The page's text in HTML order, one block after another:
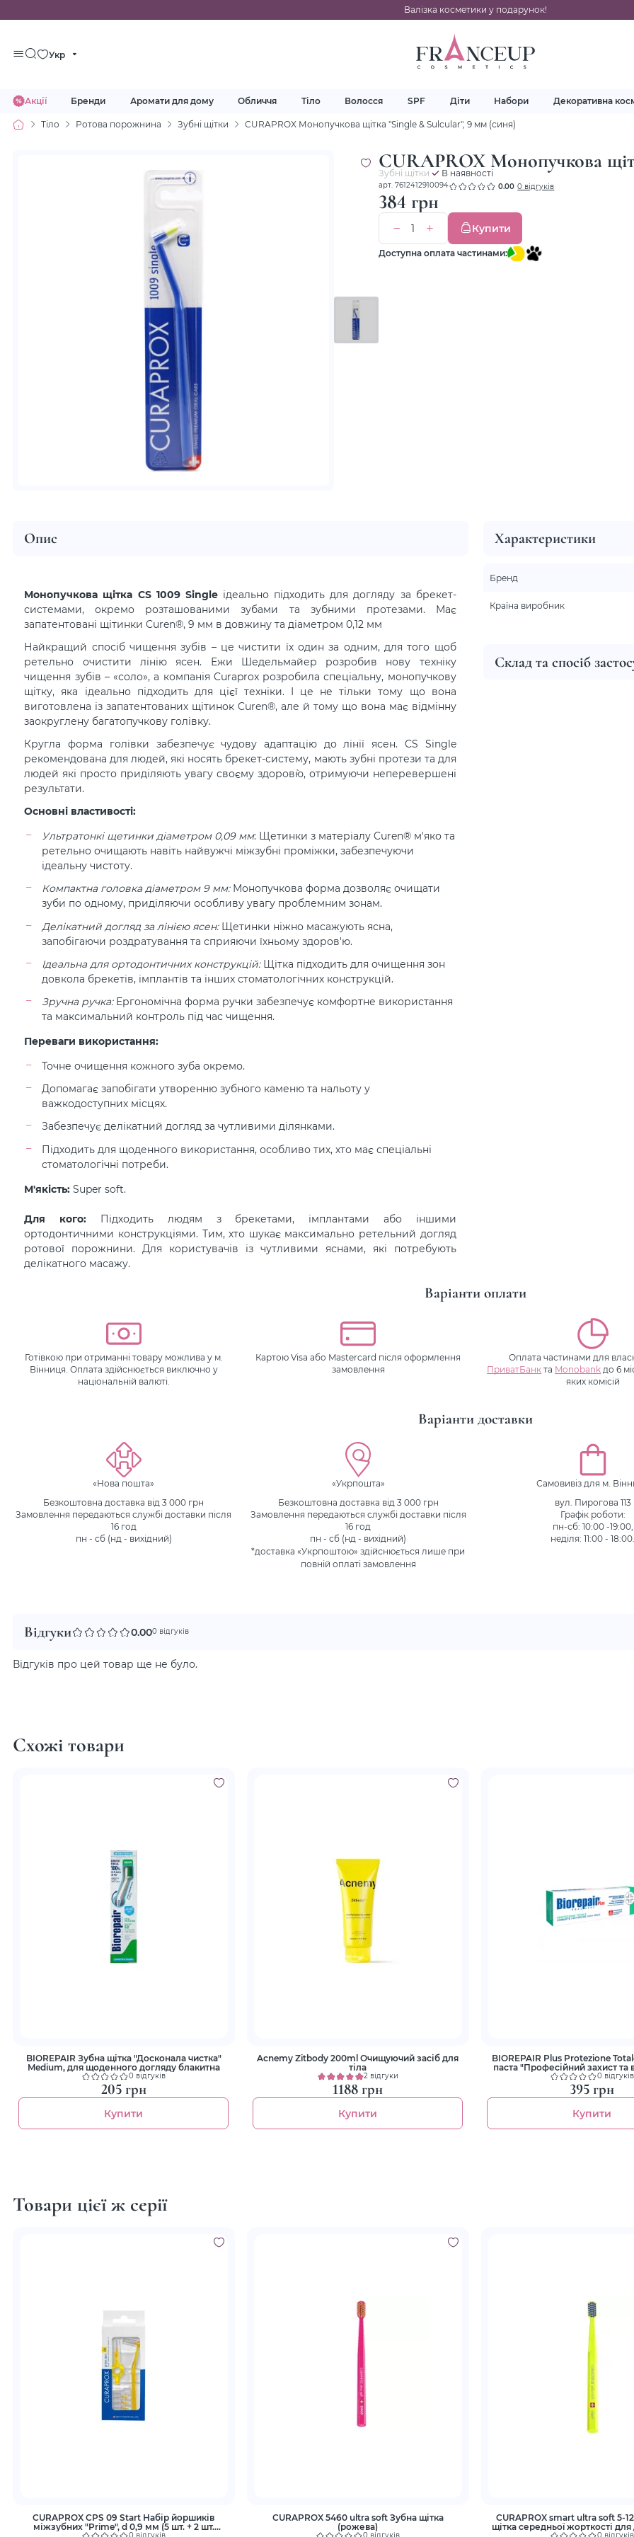
Валізка косметики у подарунок!
Укр
Акції Бренди Аромати для дому Обличчя Тіло Волосся SPF Діти Набори Декоративна
Тіло Ротова порожнина Зубні щітки CURAPROX Монопучкова щітка "Single & Sulcular", 9 мм (синя)
CURAPROX Монопучкова
Зубні щітки В наявності
арт. 7612412910094 0.00 0 відгуків
384 грн
Купити
Доступна оплата частинами:
Опис
Монопучкова щітка CS 1009 Singleідеально підходить для догляду за брекет-
системами, окремо розташованими зубами та зубними протезами. Має
запатентовані щітинки Curen®, 9 мм в довжину та діаметром 0,12 мм
Найкращий спосіб чищення зубів – це чистити їх один за одним, для того щоб
ретельно очистити лінію ясен. Ежи Шедельмайер розробив нову техніку
чищення зубів – «соло», а компанія Curaprox розробила спеціальну, монопучкову
щітку, яка ідеально підходить для цієї техніки. І це не тільки тому що вона
виготовлена із запатентованих щітинок Curen®, але й тому що вона має відмінну
заокруглену багатопучкову голівку.
Кругла форма голівки забезпечує чудову адаптацію до лінії ясен. CS Single
рекомендована для людей, які носять брекет-систему, мають зубні протези та для
людей які просто приділяють увагу своєму здоров`ю, отримуючи неперевершені
результати.
Основні властивості:
Ультратонкі щетинки діаметром 0,09 мм: Щетинки з матеріалу Curen® м'яко та
ретельно очищають навіть найвужчі міжзубні проміжки, забезпечуючи
ідеальну чистоту.
Компактна головка діаметром 9 мм:Монопучкова форма дозволяє очищати
зуби по одному, приділяючи особливу увагу проблемним зонам.
Делікатний догляд за лінією ясен: Щетинки ніжно масажують ясна,
запобігаючи роздратування та сприяючи їхньому здоров'ю.
Ідеальна для ортодонтичних конструкцій:Щітка підходить для очищення зон
довкола брекетів, імплантів та інших стоматологічних конструкцій.
Зручна ручка:Ергономічна форма ручки забезпечує комфортне використання
та максимальний контроль під час чищення.
Переваги використання:
Точне очищення кожного зуба окремо.
Допомагає запобігати утворенню зубного каменю та нальоту у
важкодоступних місцях.
Забезпечує делікатний догляд за чутливими ділянками.
Підходить для щоденного використання, особливо тих, хто має спеціальні
стоматологічні потреби.
М'якість: Super soft.
Для кого: Підходить людям з брекетами, імплантами або іншими
ортодонтичними конструкціями. Тим, хто шукає максимально ретельний догляд
ротової порожнини. Для користувачів із чутливими яснами, які потребують
делікатного масажу.
Склад та спосіб
Характеристики
Бренд
Країна виробник
Варіанти оплати
Готівкою при отриманні товару можлива у м.
Вінниця. Оплата здійснюється виключно у
національній валюті.
Картою Visa або Mastercard після оформлення
замовлення
Оплата частинами для
ПриватБанк та Monobank до 6
яких комісій
Варіанти доставки
«Нова пошта»
Безкоштовна доставка від 3 000 грн
Замовлення передаються службі доставки після
16 год
пн - сб (нд - вихідний)
«Укрпошта»
Безкоштовна доставка від 3 000 грн
Замовлення передаються службі доставки після
16 год
пн - сб (нд - вихідний)
*доставка «Укрпоштою» здійснюється лише при
повній оплаті замовлення
Самовивіз для м.
вул. Пирогова 113
Графік роботи:
пн-сб: 10:00 -19:00,
неділя: 11:00 - 18:00.
Відгуки 0.000 відгуків
Відгуків про цей товар ще не було.
Схожі товари
BIOREPAIR Зубна щітка "Досконала чистка"
Medium, для щоденного догляду блакитна
0 відгуків
205 грн
Купити
Acnemy Zitbody 200ml Очищуючий засіб для
тіла
2 відгуки
1188 грн
Купити
BIOREPAIR Plus Protezione Totale 75
паста "Професійний захист та
0 відгуків
395 грн
Купити
Товари цієї ж серії
CURAPROX CPS 09 Start Набір йоршиків
міжзубних "Prime", d 0,9 мм (5 шт. + 2 шт.
CURAPROX 5460 ultra soft Зубна щітка
(рожева)
CURAPROX smart ultra soft 5-
щітка середньої жорткості